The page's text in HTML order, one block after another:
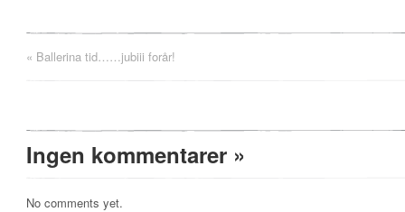
« Ballerina tid……jubiii forår!
Ingen kommentarer »
No comments yet.